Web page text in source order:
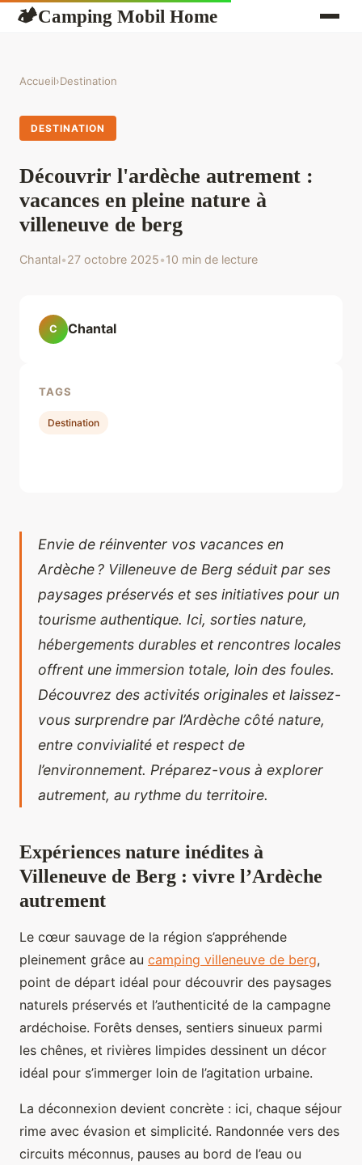
🏕Camping Mobil Home
Accueil›Destination
DESTINATION
Découvrir l'ardèche autrement :
vacances en pleine nature à
villeneuve de berg
Chantal•27 octobre 2025•10 min de lecture
Envie de réinventer vos vacances en
Ardèche ? Villeneuve de Berg séduit par ses
paysages préservés et ses initiatives pour un
tourisme authentique. Ici, sorties nature,
hébergements durables et rencontres locales
offrent une immersion totale, loin des foules.
Découvrez des activités originales et laissez-
vous surprendre par l’Ardèche côté nature,
entre convivialité et respect de
l’environnement. Préparez-vous à explorer
autrement, au rythme du territoire.
Expériences nature inédites à
Villeneuve de Berg : vivre l’Ardèche
autrement
Le cœur sauvage de la région s’appréhende
pleinement grâce au camping villeneuve de berg,
point de départ idéal pour découvrir des paysages
naturels préservés et l’authenticité de la campagne
ardéchoise. Forêts denses, sentiers sinueux parmi
les chênes, et rivières limpides dessinent un décor
idéal pour s’immerger loin de l’agitation urbaine.
La déconnexion devient concrète : ici, chaque séjour
rime avec évasion et simplicité. Randonnée vers des
circuits méconnus, pauses au bord de l’eau ou
C Chantal
TAGS
Destination